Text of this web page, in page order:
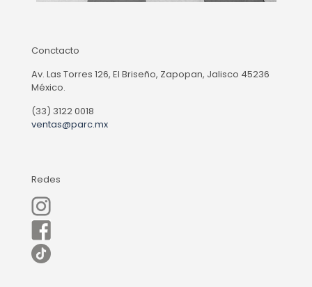
Conctacto
Av. Las Torres 126, El Briseño, Zapopan, Jalisco 45236
México.
(33) 3122 0018
ventas@parc.mx
Redes